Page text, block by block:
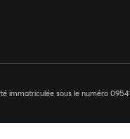
immatriculée sous le numéro